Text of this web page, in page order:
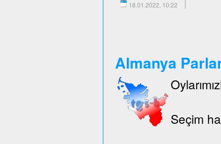
18.01.2022, 10:22
Almanya
Seçim